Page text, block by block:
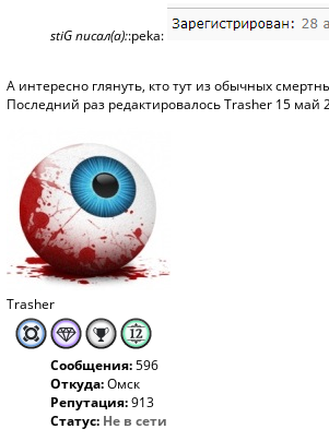
stiG писал(а)::peka:
А интересно глянуть, кто тут из обычных
Последний раз редактировалосьTrasher 15 май
Trasher
Сообщения:596
Откуда:Омск
Репутация:913
Статус: Не в сети